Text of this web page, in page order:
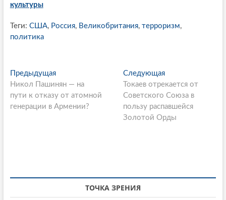
культуры
Теги: США, Россия, Великобритания, терроризм,
политика
P
o
s
v
ПредыдущаяП
р
е
д
т
Никол Пашинян — на
пути к отказу от атомной
генерации в Армении?
Следующая
л
е
д
у
а
Токаев отрекается от
Советского Союза в
пользу распавшейся
Золотой Орды
ТОЧКА ЗРЕНИЯ